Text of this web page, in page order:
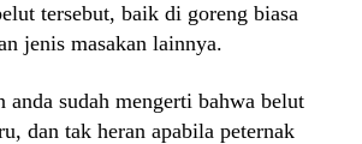
tersebut, baik di goreng biasa
jenis masakan lainnya.
sudah mengerti bahwa belut
dan tak heran apabila peternak